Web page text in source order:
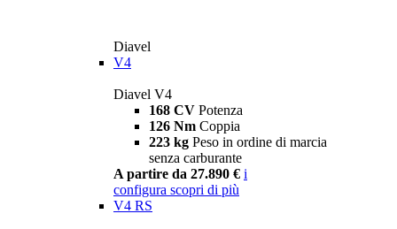
Diavel
V4
Diavel V4
168 CV Potenza
126 Nm Coppia
223 kg Peso in ordine di marcia
senza carburante
A partire da 27.890 € i
configura scopri di più
V4 RS